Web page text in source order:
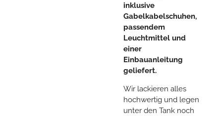
inklusive
Gabelkabelschuhen,
passendem
Leuchtmittel und
einer
Einbauanleitung
geliefert.
Wir lackieren alles
hochwertig und legen
unter den Tank noch